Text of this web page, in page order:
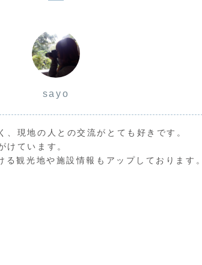
sayo
現地の人との交流がとても好きです。
けています。
観光地や施設情報もアップしております。